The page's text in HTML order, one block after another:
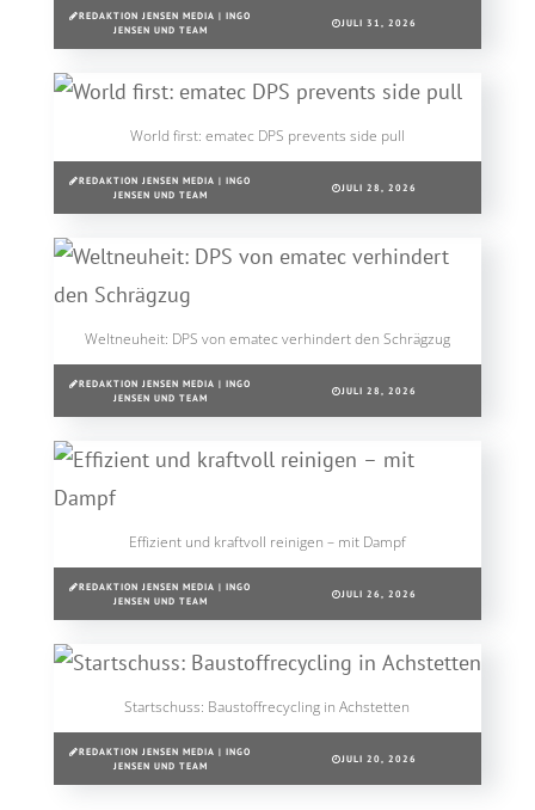
REDAKTION JENSEN MEDIA | INGO
JENSEN UND TEAM
JULI 31, 2026
World first: ematec DPS prevents side pull
REDAKTION JENSEN MEDIA | INGO
JENSEN UND TEAM
JULI 28, 2026
Weltneuheit: DPS von ematec verhindert den Schrägzug
REDAKTION JENSEN MEDIA | INGO
JENSEN UND TEAM
JULI 28, 2026
Effizient und kraftvoll reinigen – mit Dampf
REDAKTION JENSEN MEDIA | INGO
JENSEN UND TEAM
JULI 26, 2026
Startschuss: Baustoffrecycling in Achstetten
REDAKTION JENSEN MEDIA | INGO
JENSEN UND TEAM
JULI 20, 2026